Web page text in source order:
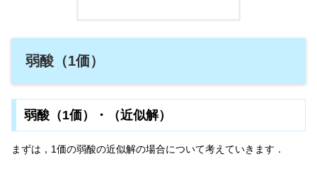
弱酸（1価）
弱酸（1価）・（近似解）
まずは，1価の弱酸の近似解の場合について考えていきます．